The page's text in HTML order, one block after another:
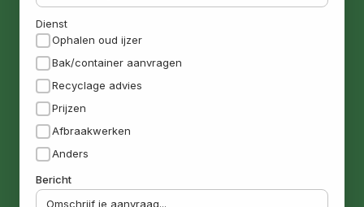
Dienst
Ophalen oud ijzer
Bak/container aanvragen
Recyclage advies
Prijzen
Afbraakwerken
Anders
Bericht